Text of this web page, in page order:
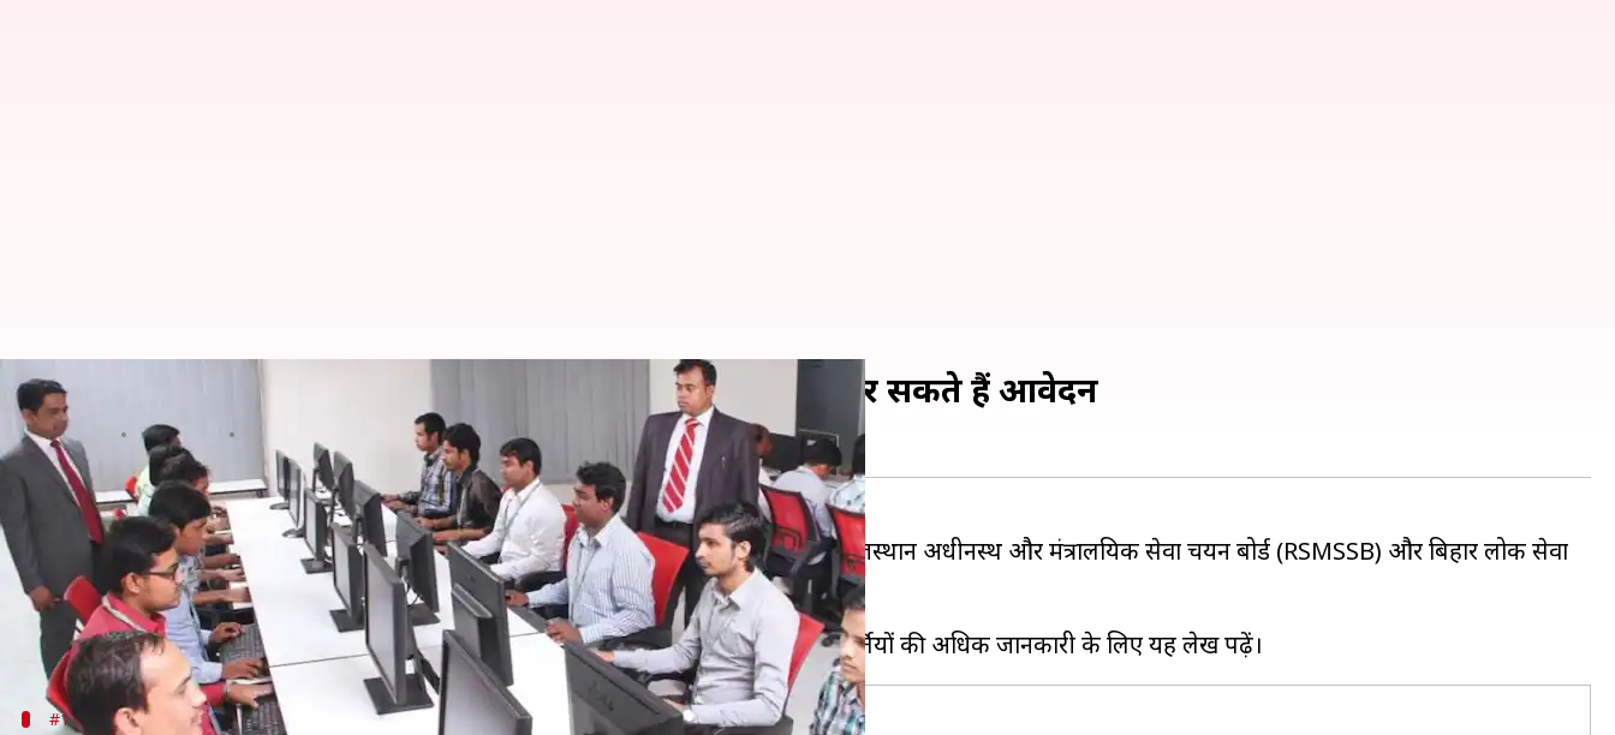
नौकरियां: स्टेनोग्राफर सहित कई पदों पर हो रही भर्तियां, ये लोग कर सकते हैं आवेदन
लेखन मोना दीक्षित Aug 20, 2020
क्या है खबर?
नेशनल हाइड्रोइलेक्ट्रिक पावर कॉर्पोरेशन (NHPC), भारतीय पशुपालन निगम लिमिटेड (BPNL), राजस्थान अधीनस्थ और मंत्रालयिक सेवा चयन बोर्ड (RSMSSB) और बिहार लोक सेवा
आयोग (BPSC) ने कई पदों पर भर्तियों के लिए आवेदन आमंत्रित किए हैं।
भिन्न-भिन्न योग्यता रखने वाले और इच्छुक उम्मीदवार इन भर्तियों के लिए आवेदन कर सकते हैं।
#1